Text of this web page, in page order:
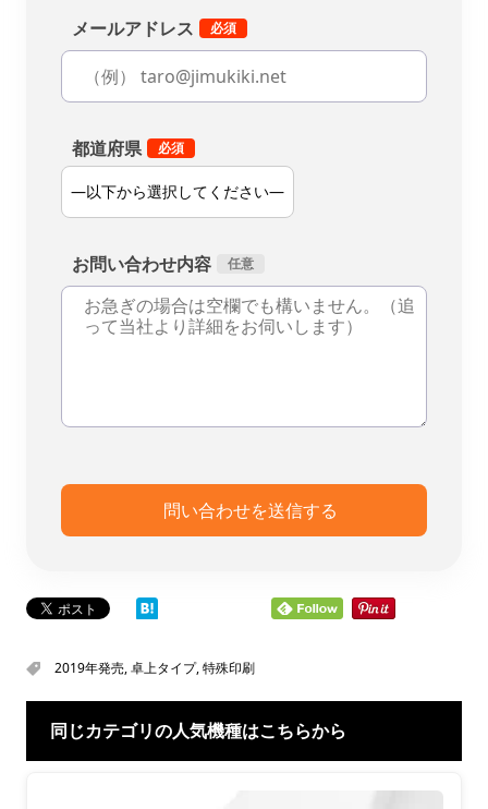
メールアドレス
都道府県
お問い合わせ内容
2019年発売,卓上タイプ,特殊印刷
同じカテゴリの人気機種はこちらから